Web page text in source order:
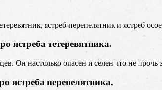
ястреб-перепелятник и ястреб
ястреба тетеревятника.
Он настолько опасен и селен что не
ястреба перепелятника.